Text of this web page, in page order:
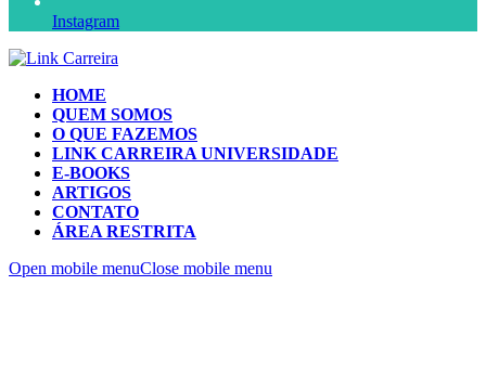
Instagram
HOME
QUEM SOMOS
O QUE FAZEMOS
LINK CARREIRA UNIVERSIDADE
E-BOOKS
ARTIGOS
CONTATO
ÁREA RESTRITA
Open mobile menuClose mobile menu